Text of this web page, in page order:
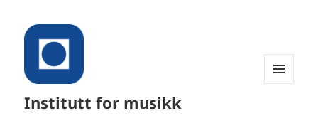
Institutt for musikk